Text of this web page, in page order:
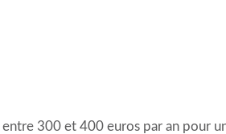
300 et 400 euros par an pour